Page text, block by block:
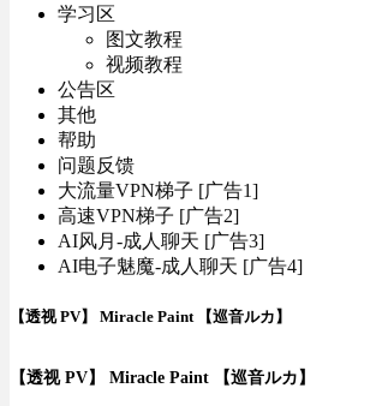
学习区
图文教程
视频教程
公告区
其他
帮助
问题反馈
大流量VPN梯子 [广告1]
高速VPN梯子 [广告2]
AI风月-成人聊天 [广告3]
AI电子魅魔-成人聊天 [广告4]
【透视 PV】 Miracle Paint 【巡音ルカ】
【透视 PV】 Miracle Paint 【巡音ルカ】